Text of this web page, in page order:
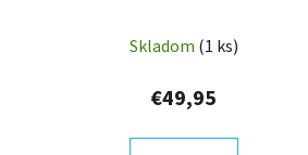
Skladom (1 ks)
€49,95